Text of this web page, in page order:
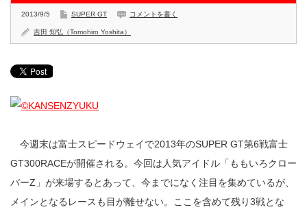
2013/9/5 SUPER GT コメントを書く
吉田 知弘（Tomohiro Yoshita）
今週末は富士スピードウェイで2013年のSUPER GT第6戦富士
GT300RACEが開催される。今回は人気アイドル「ももいろクロー
バーZ」が来場するとあって、今までになく注目を集めているが、
メインとなるレースも目が離せない。ここを含めて残り3戦とな